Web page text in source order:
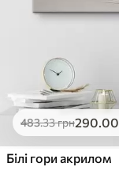
483.33грн290.00
Білі гори акрилом